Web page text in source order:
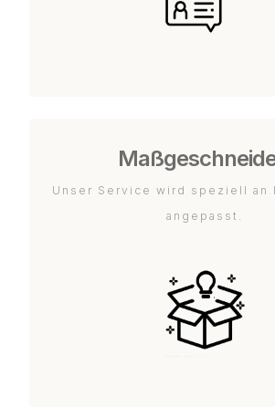
Unser Service wird speziell an
angepasst.